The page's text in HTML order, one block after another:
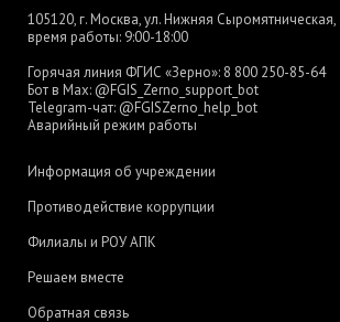
105120, г. Москва, ул. Нижняя Сыромятническая,
время работы: 9:00-18:00
Горячая линия ФГИС «Зерно»: 8 800 250-85-64
Бот в Max: @FGIS_Zerno_support_bot
Telegram-чат: @FGISZerno_help_bot
Аварийный режим работы
Информация об учреждении
Противодействие коррупции
Филиалы и РОУ АПК
Решаем вместе
Обратная связь